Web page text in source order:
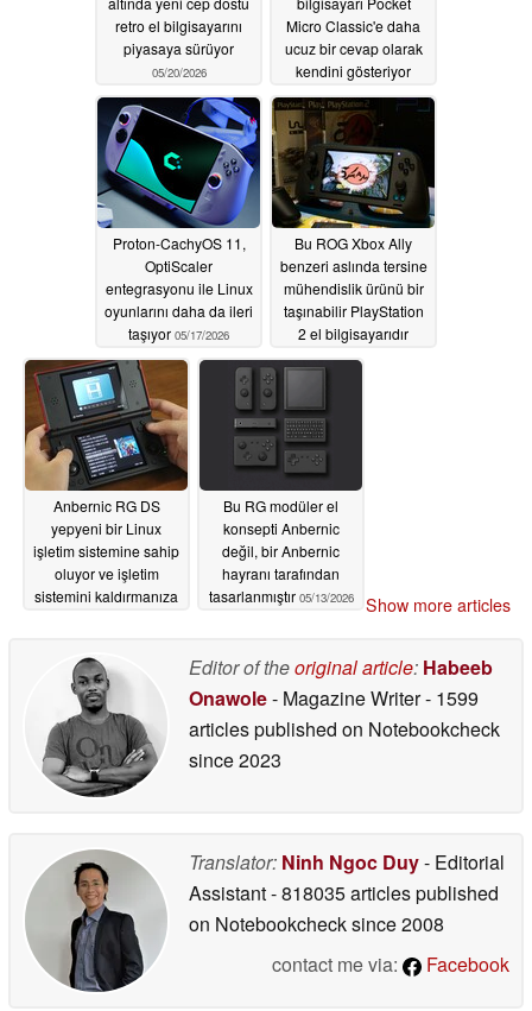
retro el bilgisayarını
piyasaya sürüyor
05/20/2026
Micro Classic'e daha
ucuz bir cevap olarak
kendini gösteriyor
05/20/2026
Proton-CachyOS 11,
OptiScaler
entegrasyonu ile Linux
oyunlarını daha da ileri
taşıyor 05/17/2026
Bu ROG Xbox Ally
benzeri aslında tersine
mühendislik ürünü bir
taşınabilir PlayStation
2 el bilgisayarıdır
05/17/2026
Anbernic RG DS
yepyeni bir Linux
işletim sistemine sahip
oluyor ve işletim
sistemini kaldırmanıza
Bu RG modüler el
konsepti Anbernic
değil, bir Anbernic
hayranı tarafından
tasarlanmıştır 05/13/2026 Show more articles
Editor of theoriginal article: Habeeb
Onawole- Magazine Writer- 1599
articles published on Notebookcheck
since 2023
Translator: Ninh Ngoc Duy- Editorial
Assistant- 818035 articles published
on Notebookchecksince 2008
contact me via:
Facebook